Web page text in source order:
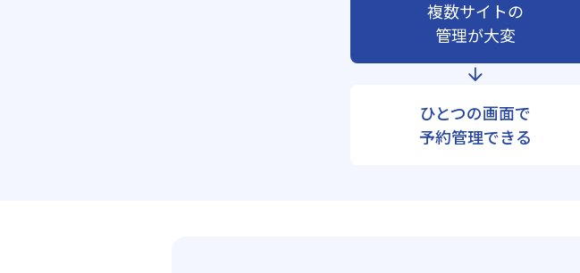
複数サイトの
管理が大変
ひとつの画面で
予約管理できる